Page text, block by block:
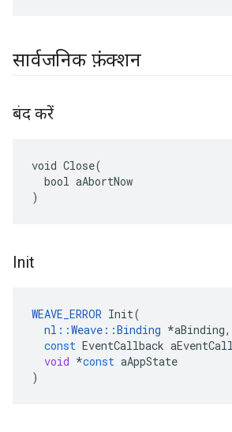
सार्वजनिक फ़ंक्शन
बंद करें
void Close(
  bool aAbortNow
)
Init
WEAVE_ERROR Init(
nl ::Weave ::Binding *aBinding,
const EventCallback
void *const aAppState
)